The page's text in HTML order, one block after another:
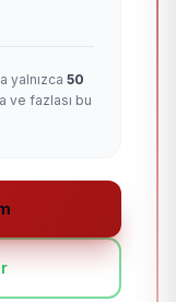
yalnızca 50
ve fazlası bu